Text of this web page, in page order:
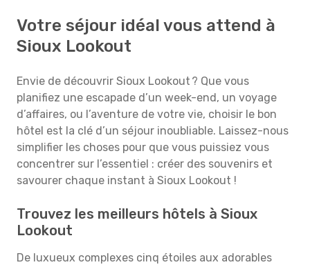
Votre séjour idéal vous attend à
Sioux Lookout
Envie de découvrir Sioux Lookout ? Que vous
planifiez une escapade d’un week-end, un voyage
d’affaires, ou l’aventure de votre vie, choisir le bon
hôtel est la clé d’un séjour inoubliable. Laissez-nous
simplifier les choses pour que vous puissiez vous
concentrer sur l’essentiel : créer des souvenirs et
savourer chaque instant à Sioux Lookout !
Trouvez les meilleurs hôtels à Sioux
Lookout
De luxueux complexes cinq étoiles aux adorables